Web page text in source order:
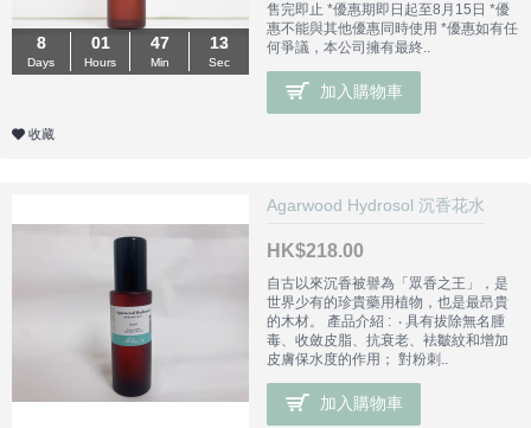
8
Days
01
Hours
47
Min
11
Sec
8
Days
01
Hours
47
Min
12
Sec
售完即止 *優惠期即日起至8月15日 *優
惠不能與其他優惠同時使用 *優惠如有任
何爭議，本公司擁有最終..
加入購物車
收藏
Agarwood Hydrosol 沉香花水
HK$218.00
自古以來沉香被譽為「眾香之王」，是
世界少有的珍貴藥用植物，也是最昂貴
的木材。 產品介紹 : ‧ 具有拔除無名腫
毒、收斂皮脂、抗衰老、袪皺紋和增加
皮膚保水度的作用； 對粉刺..
加入購物車